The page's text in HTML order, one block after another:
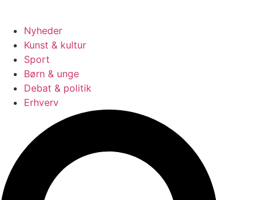
Nyheder
Kunst & kultur
Sport
Børn & unge
Debat & politik
Erhverv